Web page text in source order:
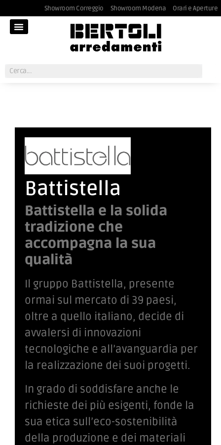
Showroom Correggio Showroom Modena Orari e Aperture
Battistella
Battistella e la solida
tradizione che
accompagna la sua
qualità
Il gruppo Battistella, presente
ormai sul mercato di 39 paesi,
oltre a quello italiano, decide di
avvalersi di innovazioni
tecnologiche e all’avanguardia per
la realizzazione dei suoi progetti.
In grado di soddisfare anche le
richieste dei più esigenti, fonde la
sua etica sull’eco-sostenibilità
della produzione e dei materiali